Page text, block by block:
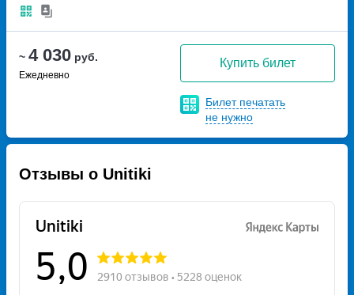
~ 4 030 руб.
Ежедневно
Купить билет
Билет печатать
не нужно
Отзывы о Unitiki